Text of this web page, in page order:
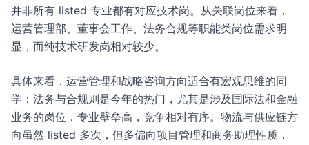
并非所有 listed 专业都有对应技术岗。从关联岗位来看，
运营管理部、董事会工作、法务合规等职能类岗位需求明
显，而纯技术研发岗相对较少。
具体来看，运营管理和战略咨询方向适合有宏观思维的同
学；法务与合规则是今年的热门，尤其是涉及国际法和金融
业务的岗位，专业壁垒高，竞争相对有序。物流与供应链方
向虽然 listed 多次，但多偏向项目管理和商务助理性质，